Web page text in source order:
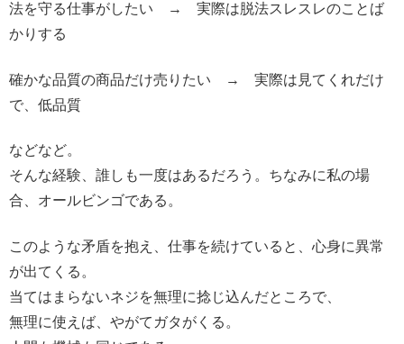
法を守る仕事がしたい → 実際は脱法スレスレのことば
かりする
確かな品質の商品だけ売りたい → 実際は見てくれだけ
で、低品質
などなど。
そんな経験、誰しも一度はあるだろう。ちなみに私の場
合、オールビンゴである。
このような矛盾を抱え、仕事を続けていると、心身に異常
が出てくる。
当てはまらないネジを無理に捻じ込んだところで、
無理に使えば、やがてガタがくる。